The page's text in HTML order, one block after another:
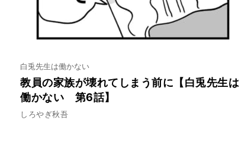
白兎先生は働かない
教員の家族が壊れてしまう前に【白兎先生は
働かない 第6話】
しろやぎ秋吾